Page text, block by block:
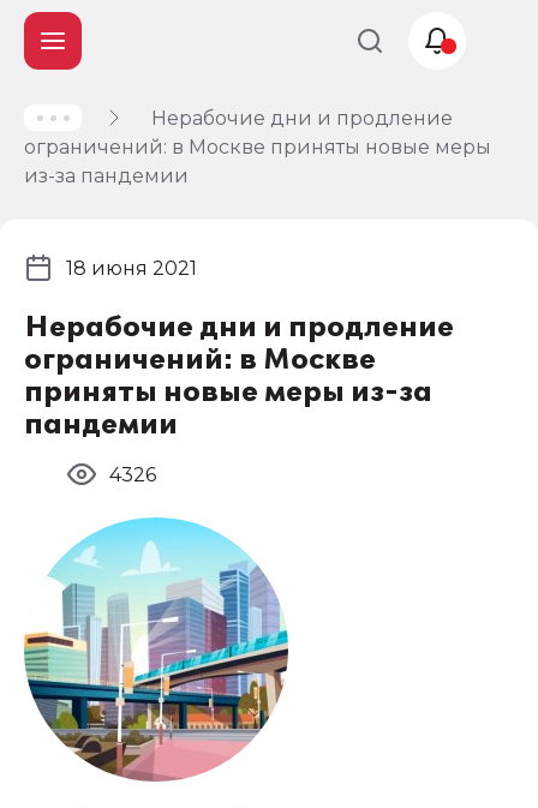
Нерабочие дни и продление
ограничений: в Москве приняты новые меры
из-за пандемии
Нерабочие дни и продление
ограничений: в Москве
приняты новые меры из-за
пандемии
18 июня 2021
4326
Учет и
налогообложение